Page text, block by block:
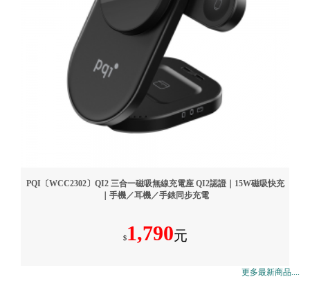
PQI〔WCC2302〕QI2 三合一磁吸無線充電座 QI2認證｜15W磁吸快充
｜手機／耳機／手錶同步充電
$1,790元
更多最新商品....